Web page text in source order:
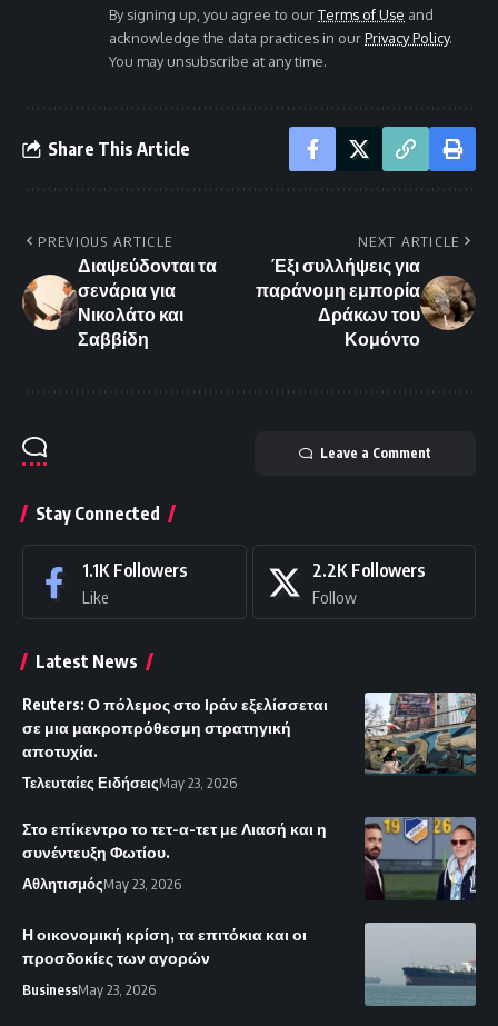
By signing up, you agree to ourTerms of Use and
acknowledge the data practices in ourPrivacy Policy.
You may unsubscribe at any time.
Share This Article
PREVIOUS ARTICLE
Διαψεύδονται τα
σενάρια για
Νικολάτο και
Σαββίδη
NEXT ARTICLE
Έξι συλλήψεις για
παράνομη εμπορία
Δράκων του
Κομόντο
Leave a Comment
Stay Connected
1.1K Followers
Like
2.2K Followers
Follow
Latest News
Reuters: Ο πόλεμος στο Ιράν εξελίσσεται
σε μια μακροπρόθεσμη στρατηγική
αποτυχία.
Τελευταίες ΕιδήσειςMay 23, 2026
Στο επίκεντρο το τετ-α-τετ με Λιασή και η
συνέντευξη Φωτίου.
ΑθλητισμόςMay 23, 2026
Η οικονομική κρίση, τα επιτόκια και οι
προσδοκίες των αγορών
BusinessMay 23, 2026